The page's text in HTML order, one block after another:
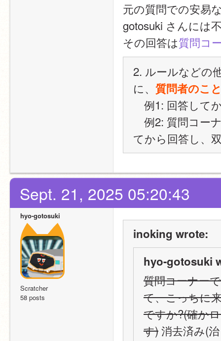
元の質問での安易
gotosuki さんには
その回答は質問コ
2. ルールなどの
に、 質問者のこ
例1: 回答して
例2: 質問コー
てから回答し、
Sept. 21, 2025 05:20:43
hyo-gotosuki
Scratcher
58 posts
inoking wrote:
hyo-gotosuki
質問コーナー
て、こっちに
ですか?(確か
す) 消去済み(